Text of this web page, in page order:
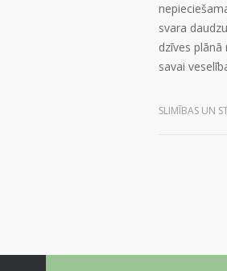
svara
dzīves
savai
SLIMĪBAS UN